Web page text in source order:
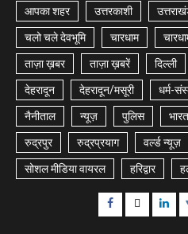
आपका शहर उत्तरकाशी
चलो चले देवभूमि चारधाम
ताज़ा ख़बर ताज़ा ख़बरें दिल्ली
देहरादून देहरादून/मसूरी धर्म-
नैनीताल न्यूज़ पुलिस भारत
रुद्रपुर रुद्रप्रयाग वर्ल्ड न्यूज़
सोशल मीडिया वायरल हरिद्वार
Facebook
Twitter